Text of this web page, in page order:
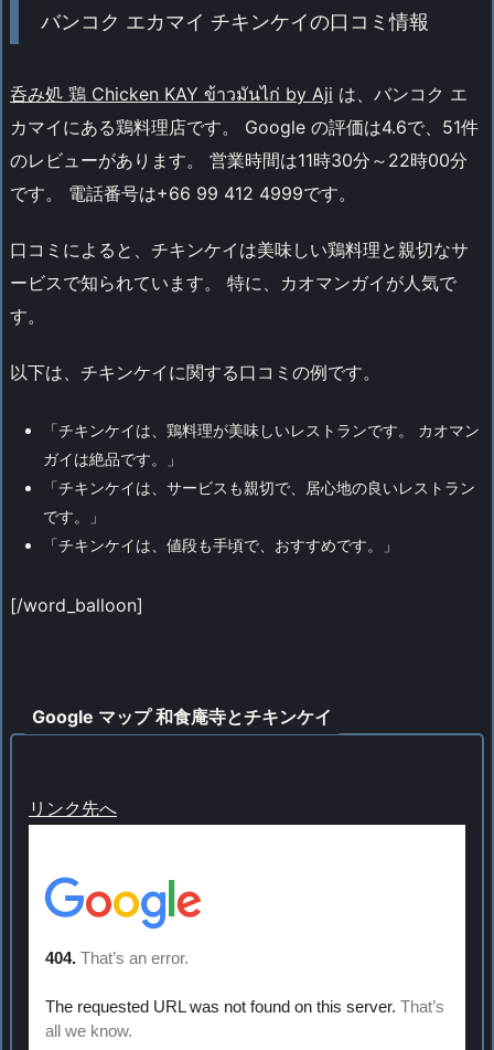
バンコク エカマイ チキンケイの口コミ情報
呑み処 鶏 Chicken KAY ข้าวมันไก่ by Aji は、バンコク エ
カマイにある鶏料理店です。 Google の評価は4.6で、51件
のレビューがあります。 営業時間は11時30分～22時00分
です。 電話番号は+66 99 412 4999です。
口コミによると、チキンケイは美味しい鶏料理と親切なサ
ービスで知られています。 特に、カオマンガイが人気で
す。
以下は、チキンケイに関する口コミの例です。
「チキンケイは、鶏料理が美味しいレストランです。 カオマン
ガイは絶品です。」
「チキンケイは、サービスも親切で、居心地の良いレストラン
です。」
「チキンケイは、値段も手頃で、おすすめです。」
[/word_balloon]
Google マップ 和食庵寺とチキンケイ
リンク先へ